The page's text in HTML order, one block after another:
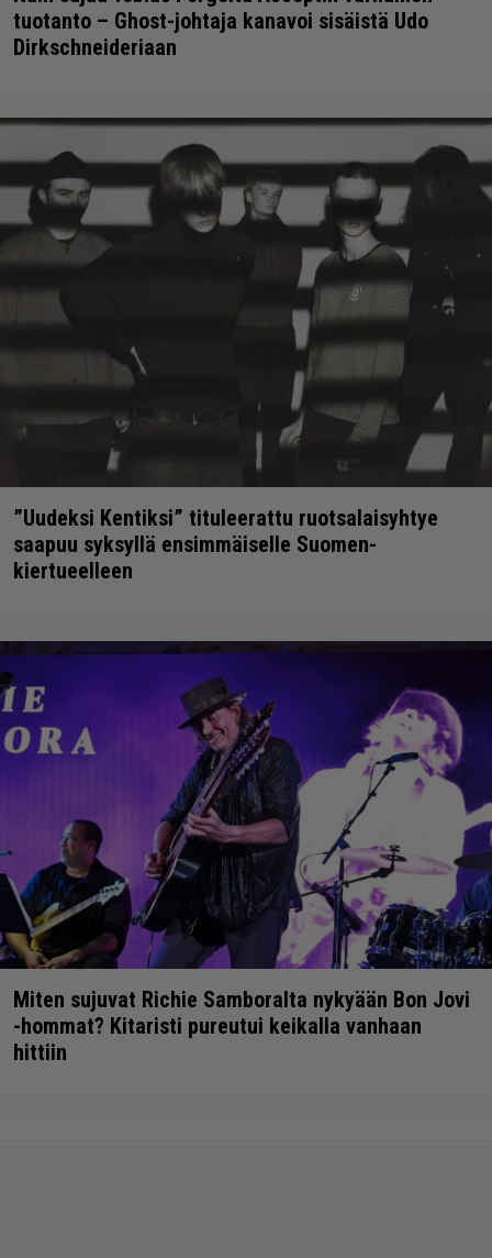
tuotanto – Ghost-johtaja kanavoi sisäistä Udo
Dirkschneideriaan
”Uudeksi Kentiksi” tituleerattu ruotsalaisyhtye
saapuu syksyllä ensimmäiselle Suomen-
kiertueelleen
Miten sujuvat Richie Samboralta nykyään Bon Jovi
-hommat? Kitaristi pureutui keikalla vanhaan
hittiin